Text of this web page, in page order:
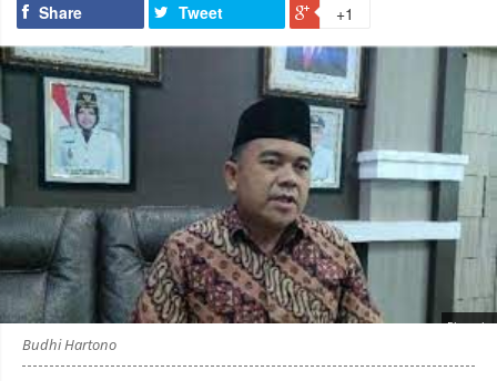
Share Tweet +1
Photo by
Budhi Hartono